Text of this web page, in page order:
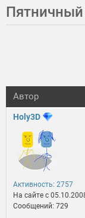
Автор
Holy3D
Активность: 2757
На сайте c
Сообщений: 729